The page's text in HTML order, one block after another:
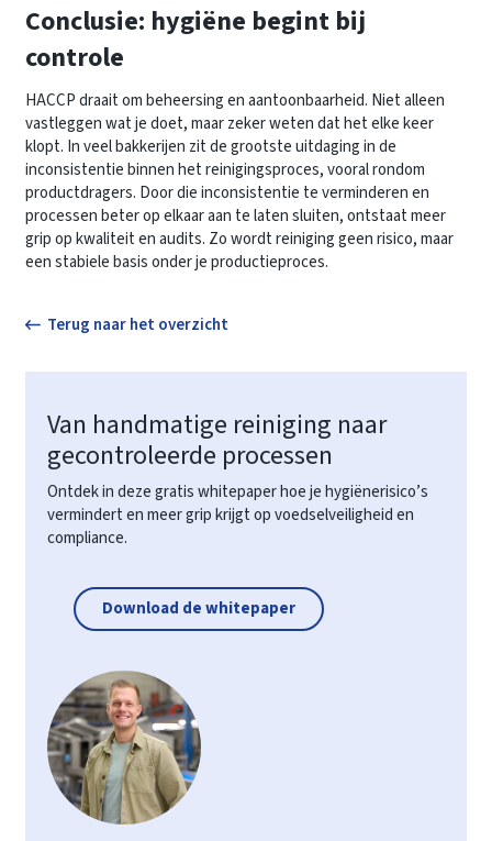
Conclusie: hygiëne begint bij
controle
HACCP draait om beheersing en aantoonbaarheid. Niet alleen
vastleggen wat je doet, maar zeker weten dat het elke keer
klopt. In veel bakkerijen zit de grootste uitdaging in de
inconsistentie binnen het reinigingsproces, vooral rondom
productdragers. Door die inconsistentie te verminderen en
processen beter op elkaar aan te laten sluiten, ontstaat meer
grip op kwaliteit en audits. Zo wordt reiniging geen risico, maar
een stabiele basis onder je productieproces.
Terug naar het overzicht
Van handmatige reiniging naar
gecontroleerde processen
Ontdek in deze gratis whitepaper hoe je hygiënerisico’s
vermindert en meer grip krijgt op voedselveiligheid en
compliance.
Download de whitepaper